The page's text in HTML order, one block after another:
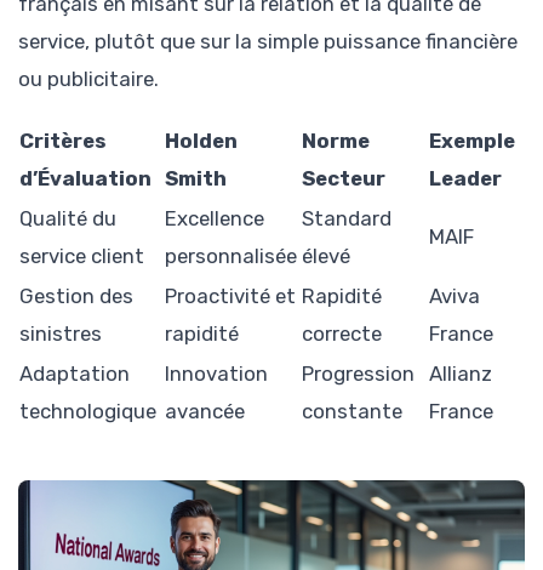
service, plutôt que sur la simple puissance financière
ou publicitaire.
Critères
d’Évaluation
Holden
Smith
Norme
Secteur
Exemple
Leader
Qualité du
service client
Excellence
personnalisée
Standard
élevé
MAIF
Gestion des
sinistres
Proactivité et
rapidité
Rapidité
correcte
Aviva
France
Adaptation
technologique
Innovation
avancée
Progression
constante
Allianz
France